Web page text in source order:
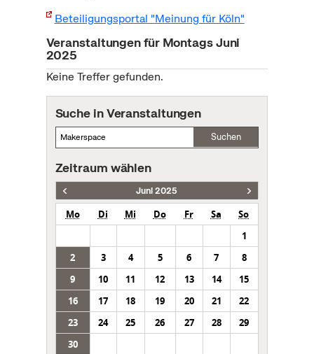
Beteiligungsportal "Meinung für Köln"
Veranstaltungen für Montags Juni
2025
Keine Treffer gefunden.
Suche in Veranstaltungen
Suchen
Zeitraum wählen
Juni 2025
Mo Di Mi Do Fr Sa
So
1
2
3 4 5 6 7
8
9
10 11 12 13 14
15
16
17 18 19 20 21
22
23
24 25 26 27 28
29
30